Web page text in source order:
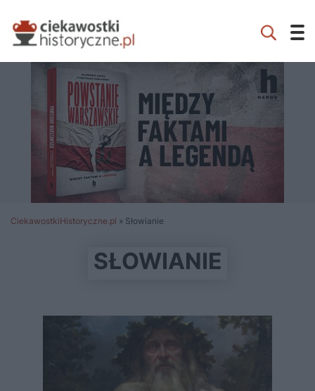
CiekawostkiHistoryczne.pl » Słowianie
SŁOWIANIE